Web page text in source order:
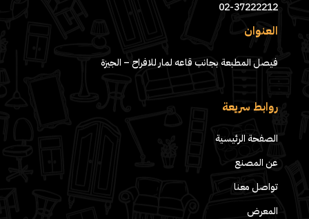
02-37222212
العنوان
فيصل المطبعة بجانب قاعه لمار للافراح – الجيزة
روابط سريعة
الصفحة الرئيسية
عن المصنع
تواصل معنا
المعرض